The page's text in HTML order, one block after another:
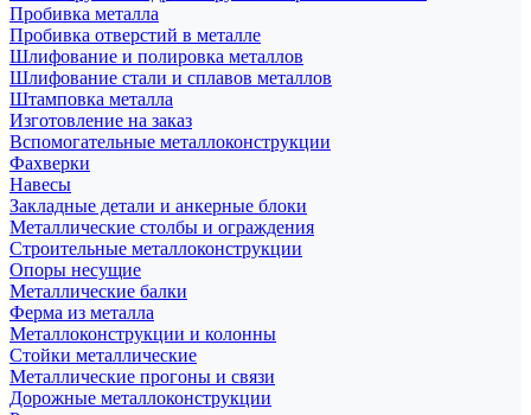
Пробивка металла
Пробивка отверстий в металле
Шлифование и полировка металлов
Шлифование стали и сплавов металлов
Штамповка металла
Изготовление на заказ
Вспомогательные металлоконструкции
Фахверки
Навесы
Закладные детали и анкерные блоки
Металлические столбы и ограждения
Строительные металлоконструкции
Опоры несущие
Металлические балки
Ферма из металла
Металлоконструкции и колонны
Стойки металлические
Металлические прогоны и связи
Дорожные металлоконструкции